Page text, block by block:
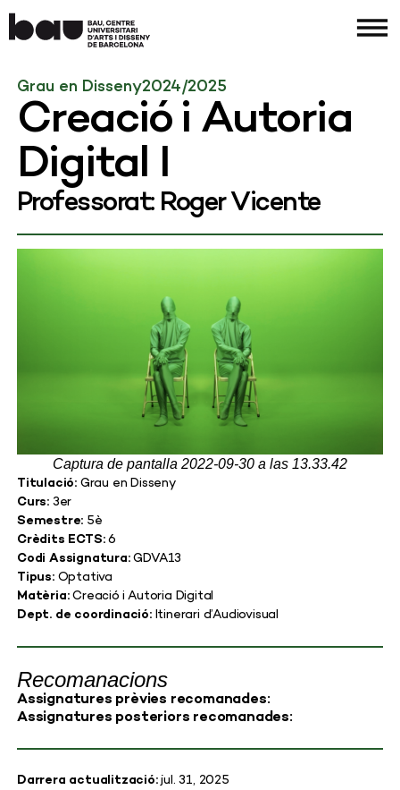
Grau en Disseny2024/2025
Creació i Autoria
Digital I
Professorat: Roger Vicente
Captura de pantalla 2022-09-30 a las 13.33.42
Titulació:Grau en Disseny
Curs:3er
Semestre: 5è
Crèdits ECTS:6
Codi Assignatura:GDVA13
Tipus:Optativa
Matèria:Creació i Autoria Digital
Dept. de coordinació:Itinerari d’Audiovisual
Recomanacions
Assignatures prèvies recomanades:
Assignatures posteriors recomanades:
Darrera actualització:jul. 31, 2025